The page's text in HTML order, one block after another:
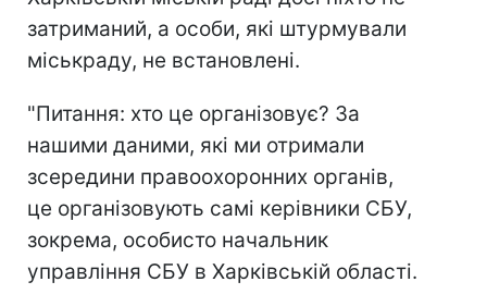
затриманий, а особи, які штурмували
міськраду, не встановлені.
"Питання: хто це організовує? За
нашими даними, які ми отримали
зсередини правоохоронних органів,
це організовують самі керівники СБУ,
зокрема, особисто начальник
управління СБУ в Харківській області.